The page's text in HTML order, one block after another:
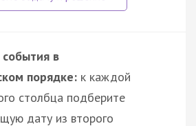
в
порядке: к каждой
столбца подберите
дату из второго